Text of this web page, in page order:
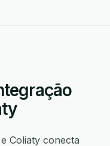
Coliaty conecta